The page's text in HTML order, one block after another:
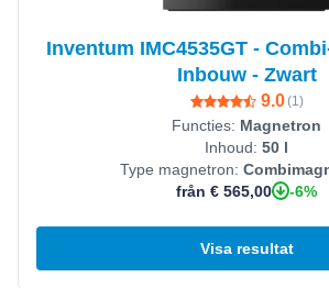
Inventum IMC4535GT -
Inbouw - Zwart
9.0(1 )
Functies: Magnetron
Inhoud: 50 l
Type magnetron:
från € 565,00
-6%
Visa resultat